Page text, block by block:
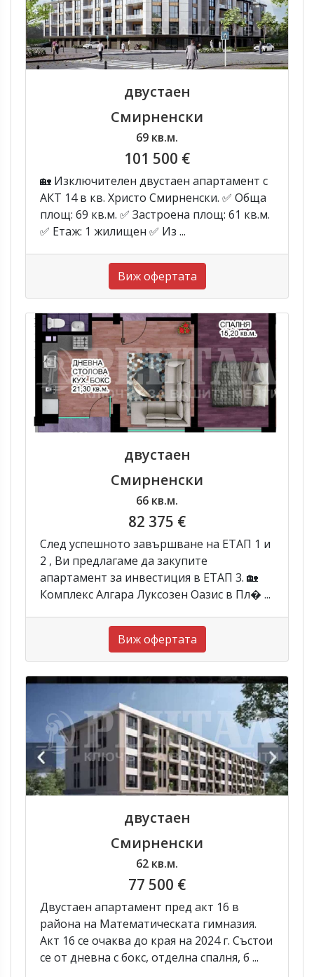
двустаен
Смирненски
69 кв.м.
101 500 €
🏡 Изключителен двустаен апартамент с
АКТ 14 в кв. Христо Смирненски. ✅ Обща
площ: 69 кв.м. ✅ Застроена площ: 61 кв.м.
✅ Етаж: 1 жилищен ✅ Из ...
Виж офертата
двустаен
Смирненски
66 кв.м.
82 375 €
След успешното завършване на ЕТАП 1 и
2 , Ви предлагаме да закупите
апартамент за инвестиция в ЕТАП 3. 🏡
Комплекс Алгара Луксозен Оазис в Пл� ...
Виж офертата
двустаен
Смирненски
62 кв.м.
77 500 €
Двустаен апартамент пред акт 16 в
района на Математическата гимназия.
Акт 16 се очаква до края на 2024 г. Състои
се от дневна с бокс, отделна спалня, б ...